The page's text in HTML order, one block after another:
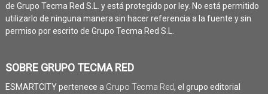
de Grupo Tecma Red S.L. y está protegido por ley. No está permitido
utilizarlo de ninguna manera sin hacer referencia a la fuente y sin
permiso por escrito de Grupo Tecma Red S.L.
SOBRE GRUPO TECMA RED
ESMARTCITY pertenece a Grupo Tecma Red, el grupo editorial